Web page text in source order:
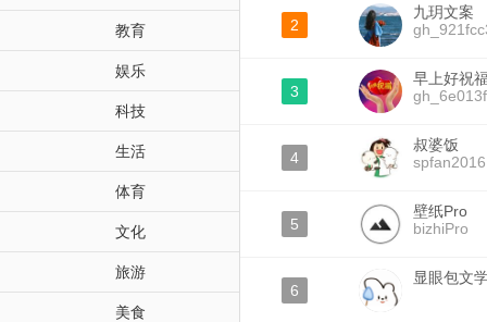
教育
娱乐
科技
生活
体育
文化
旅游
美食
2
九玥文案
3
早上好祝
4
叔婆饭
spfan2016
5
壁纸Pro
bizhiPro
6
显眼包文